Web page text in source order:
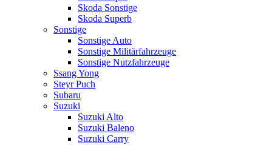
Skoda Sonstige
Skoda Superb
Sonstige
Sonstige Auto
Sonstige Militärfahrzeuge
Sonstige Nutzfahrzeuge
Ssang Yong
Steyr Puch
Subaru
Suzuki
Suzuki Alto
Suzuki Baleno
Suzuki Carry